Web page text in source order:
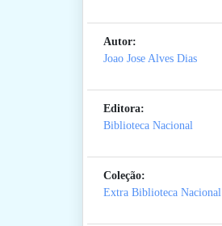
Autor:
Joao Jose Alves Dias
Editora:
Biblioteca Nacional
Coleção:
Extra Biblioteca Nacional